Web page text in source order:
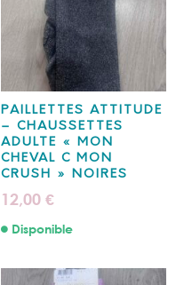
PAILLETTES ATTITUDE
– CHAUSSETTES
ADULTE « MON
CHEVAL C MON
CRUSH » NOIRES
12,00 €
Disponible